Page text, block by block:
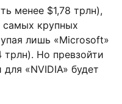
менее $1,78 трлн),
самых крупных
лишь «Microsoft»
Но превзойти
«NVIDIA» будет